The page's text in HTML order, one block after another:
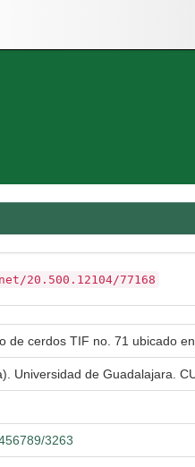
20.500.12104/77168
cerdos TIF no. 71 ubicado
Universidad de Guadalajara.
3263